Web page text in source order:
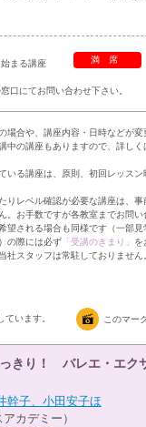
まる講座 満席
口にてお問い合わせ下さい。
場合や、講座内容・日時などが変
中の講座もありますので、詳し
いる講座は、原則、初回レッスン
りレベル確認が必要な講座は、
。お手数ですが各教室までお問い
される場合も同様です（一部見
の際には必ず「受講のきまり」 を
社スタッフは常駐しておりません
ています。 このマー
きり！ バレエ・エク
幹子、小田安子ほ
カデミー）